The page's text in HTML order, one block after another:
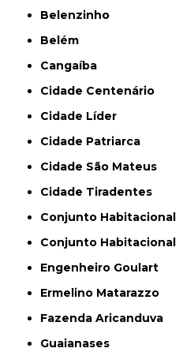
Belenzinho
Belém
Cangaíba
Cidade Centenário
Cidade Líder
Cidade Patriarca
Cidade São Mateus
Cidade Tiradentes
Conjunto
Conjunto
Engenheiro Goulart
Ermelino Matarazzo
Fazenda Aricanduva
Guaianases